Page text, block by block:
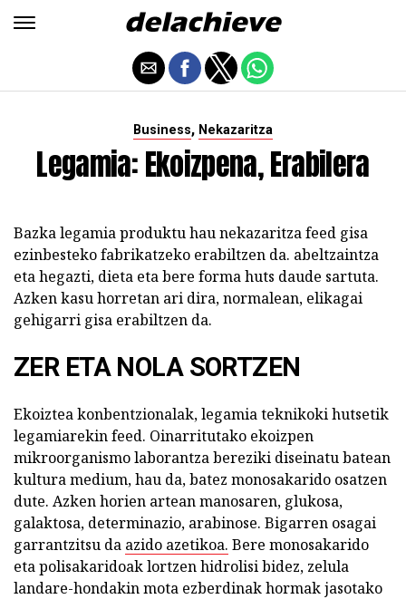
Business, Nekazaritza
Legamia: Ekoizpena, Erabilera
Bazka legamia produktu hau nekazaritza feed gisa
ezinbesteko fabrikatzeko erabiltzen da. abeltzaintza
eta hegazti, dieta eta bere forma huts daude sartuta.
Azken kasu horretan ari dira, normalean, elikagai
gehigarri gisa erabiltzen da.
ZER ETA NOLA SORTZEN
Ekoiztea konbentzionalak, legamia teknikoki hutsetik
legamiarekin feed. Oinarritutako ekoizpen
mikroorganismo laborantza bereziki diseinatu batean
kultura medium, hau da, batez monosakarido osatzen
dute. Azken horien artean manosaren, glukosa,
galaktosa, determinazio, arabinose. Bigarren osagai
garrantzitsu da azido azetikoa. Bere monosakarido
eta polisakaridoak lortzen hidrolisi bidez, zelula
landare-hondakin mota ezberdinak hormak jasotako